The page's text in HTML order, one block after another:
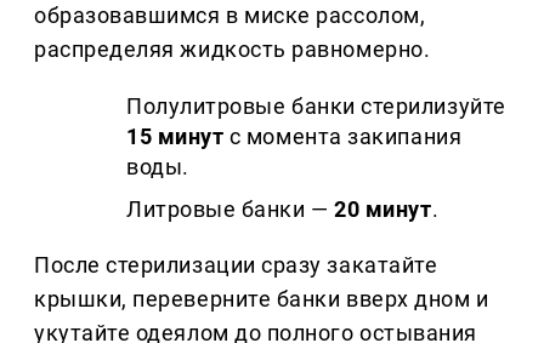
образовавшимся в миске рассолом,
распределяя жидкость равномерно.
Полулитровые банки стерилизуйте
15 минут с момента закипания
воды.
Литровые банки —20 минут.
После стерилизации сразу закатайте
крышки, переверните банки вверх дном и
укутайте одеялом до полного остывания